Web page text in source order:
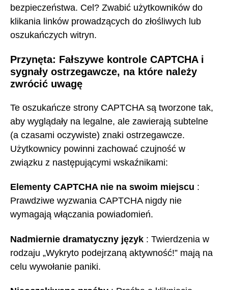
bezpieczeństwa. Cel? Zwabić użytkowników do
klikania linków prowadzących do złośliwych lub
oszukańczych witryn.
Przynęta: Fałszywe kontrole CAPTCHA i
sygnały ostrzegawcze, na które należy
zwrócić uwagę
Te oszukańcze strony CAPTCHA są tworzone tak,
aby wyglądały na legalne, ale zawierają subtelne
(a czasami oczywiste) znaki ostrzegawcze.
Użytkownicy powinni zachować czujność w
związku z następującymi wskaźnikami:
Elementy CAPTCHA nie na swoim miejscu :
Prawdziwe wyzwania CAPTCHA nigdy nie
wymagają włączania powiadomień.
Nadmiernie dramatyczny język : Twierdzenia w
rodzaju „Wykryto podejrzaną aktywność!” mają na
celu wywołanie paniki.